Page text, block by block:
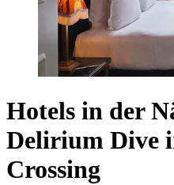
Hotels in der
Delirium Dive
Crossing